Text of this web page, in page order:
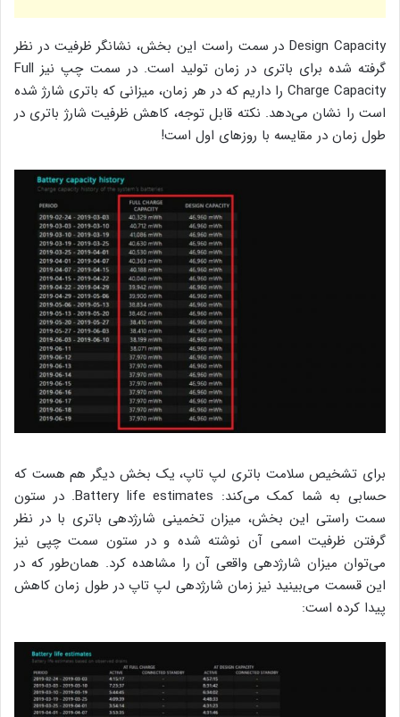
Design Capacity در سمت راست این بخش، نشانگر ظرفیت در نظر
گرفته شده برای باتری در زمان تولید است. در سمت چپ نیز Full
Charge Capacity را داریم که در هر زمان، میزانی که باتری شارژ شده
است را نشان می‌دهد. نکته قابل توجه، کاهش ظرفیت شارژ باتری در
طول زمان در مقایسه با روزهای اول است!
برای تشخیص سلامت باتری لپ تاپ، یک بخش دیگر هم هست که
حسابی به شما کمک می‌کند: Battery life estimates. در ستون
سمت راستی این بخش، میزان تخمینی شارژدهی باتری با در نظر
گرفتن ظرفیت اسمی آن نوشته شده و در ستون سمت چپی نیز
می‌توان میزان شارژدهی واقعی آن را مشاهده کرد. همان‌طور که در
این قسمت می‌بینید نیز زمان شارژدهی لپ تاپ در طول زمان کاهش
پیدا کرده است: